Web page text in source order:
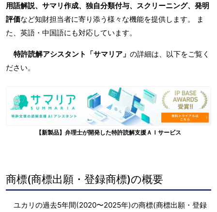
用語解説、サマリ作成、独自分類付与、スクリーニング、発明
評価など知財担当者に寄り添う様々な機能を提供します。 ま
た、英語・中国語にも対応しています。
特許読解アシスタント「サマリア」 の詳細は、以下をご覧く
ださい。
【新製品】弁理士が開発した特許読解支援ＡＩサービス
商標(商標出願・登録商標)の概要
ユカリの過去5年間(2020〜2025年)の商標(商標出願・登録